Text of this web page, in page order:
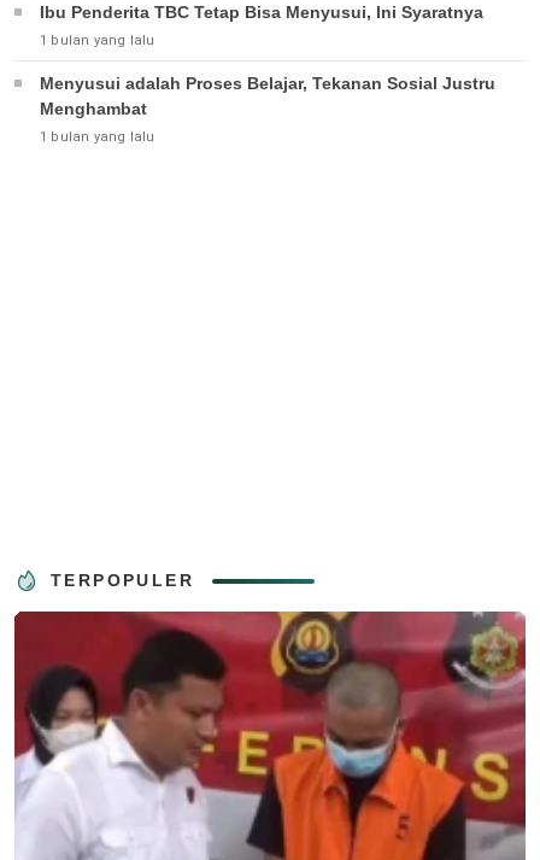
Ibu Penderita TBC Tetap Bisa Menyusui, Ini Syaratnya
1 bulan yang lalu
Menyusui adalah Proses Belajar, Tekanan Sosial Justru
Menghambat
1 bulan yang lalu
TERPOPULER